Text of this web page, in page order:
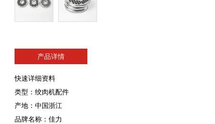
产品详情
快速详细资料
类型：绞肉机配件
产地：中国浙江
品牌名称：佳力